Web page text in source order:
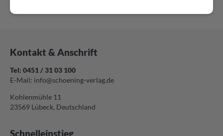
Kontakt & Anschrift
Tel: 0451 / 31 03 100
E-Mail: info@schoening-verlag.de
Kohlenmühle 11
23569 Lübeck, Deutschland
Schnelleinstieg